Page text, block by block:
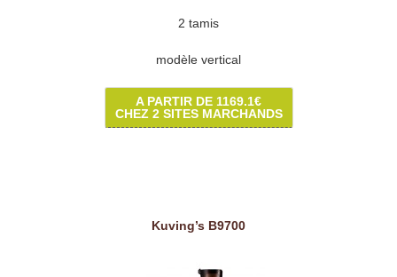
2 tamis
modèle vertical
A PARTIR DE 1169.1€
CHEZ 2 SITES MARCHANDS
Kuving’s B9700